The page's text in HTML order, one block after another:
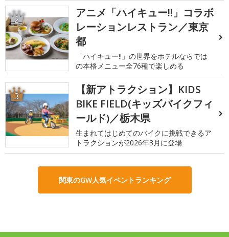
2
アニメ「ハイキュー!!」コラボ
レーションレストラン／東京
都
「ハイキュー!!」の世界をホテルならでは
の本格メニュー全76種で楽しめる
3
【新アトラクション】KIDS
BIKE FIELD(キッズバイクフィ
ールド)／栃木県
生まれてはじめてのバイクに挑戦できるア
トラクションが2026年3月に登場
関東のGW人気イベントランキング